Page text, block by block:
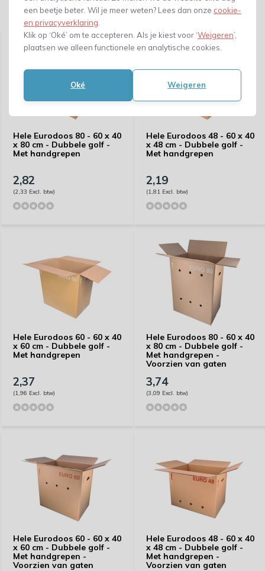
een beetje beter. Wil je meer weten? Lees dan onze cookie-
en privacyverklaring
Klik op ‘Oké’ om te accepteren. Als je kiest voor ‘Weigeren’,
plaatsen we alleen functionele en analytische cookies.
Oké Weigeren
Gerelateerde producten
Hele Eurodoos 80 - 60 x 40
x 80 cm - Dubbele golf -
Met handgrepen
2,82
(2,33 Excl. btw)
Hele Eurodoos 48 - 60 x 40
x 48 cm - Dubbele golf -
Met handgrepen
2,19
(1,81 Excl. btw)
Hele Eurodoos 60 - 60 x 40
x 60 cm - Dubbele golf -
Met handgrepen
2,37
(1,96 Excl. btw)
Hele Eurodoos 80 - 60 x 40
x 80 cm - Dubbele golf -
Met handgrepen -
Voorzien van gaten
3,74
(3,09 Excl. btw)
Hele Eurodoos 60 - 60 x 40
x 60 cm - Dubbele golf -
Met handgrepen -
Voorzien van gaten
Hele Eurodoos 48 - 60 x 40
x 48 cm - Dubbele golf -
Met handgrepen -
Voorzien van gaten